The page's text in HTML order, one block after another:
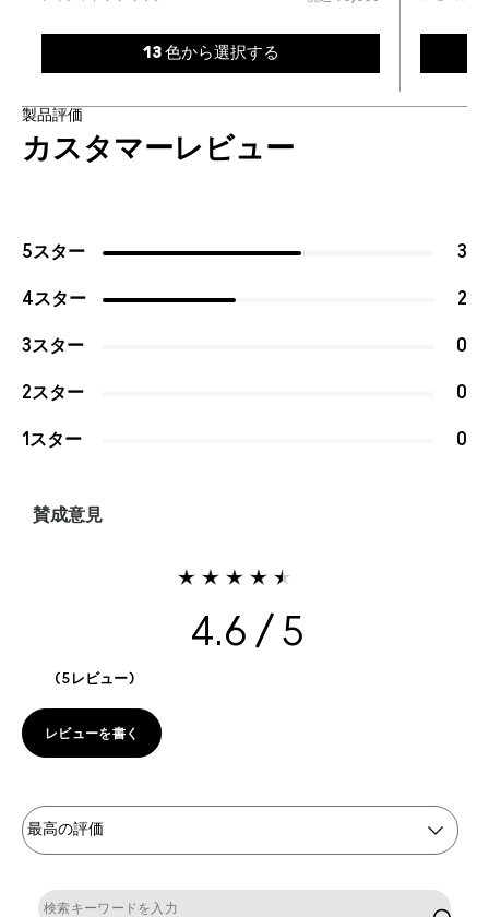
13 色から選択する
製品評価
カスタマーレビュー
5スター 3
4スター 2
3スター 0
2スター 0
1スター 0
賛成意見
4.6
5レビュー
レビューを書く